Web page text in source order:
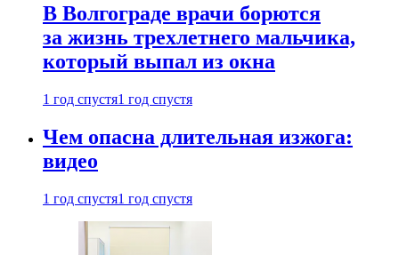
В Волгограде врачи борются
за жизнь трехлетнего мальчика,
который выпал из окна
1 год спустя1 год спустя
Чем опасна длительная изжога:
видео
1 год спустя1 год спустя